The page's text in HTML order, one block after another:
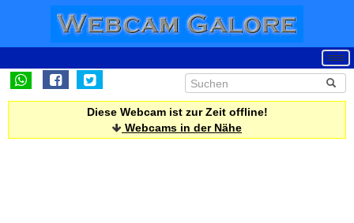
Diese Webcam ist zur Zeit offline!
Webcams in der Nähe